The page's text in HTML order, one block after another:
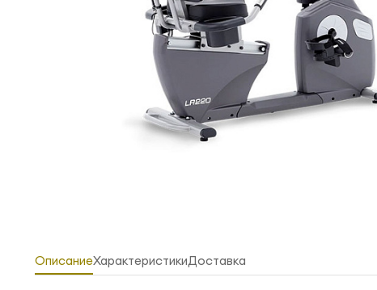
ОписаниеХарактеристикиДоставка